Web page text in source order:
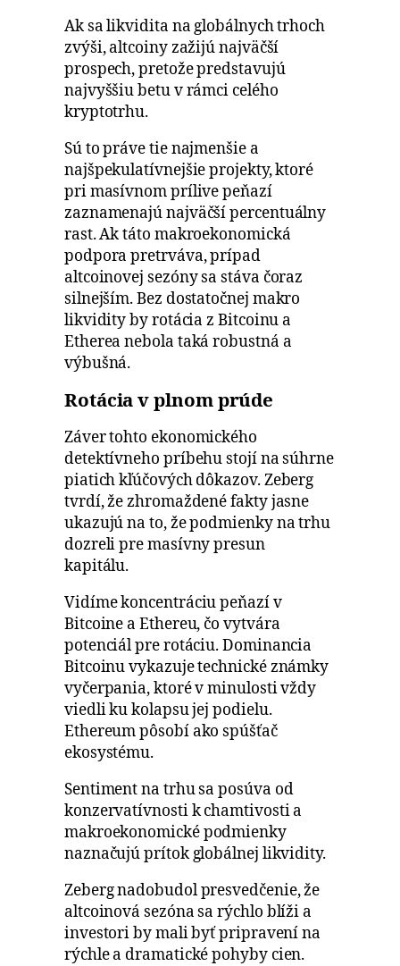
Ak sa likvidita na globálnych trhoch
zvýši, altcoiny zažijú najväčší
prospech, pretože predstavujú
najvyššiu betu v rámci celého
kryptotrhu.
Sú to práve tie najmenšie a
najšpekulatívnejšie projekty, ktoré
pri masívnom prílive peňazí
zaznamenajú najväčší percentuálny
rast. Ak táto makroekonomická
podpora pretrváva, prípad
altcoinovej sezóny sa stáva čoraz
silnejším. Bez dostatočnej makro
likvidity by rotácia z Bitcoinu a
Etherea nebola taká robustná a
výbušná.
Rotácia v plnom prúde
Záver tohto ekonomického
detektívneho príbehu stojí na súhrne
piatich kľúčových dôkazov. Zeberg
tvrdí, že zhromaždené fakty jasne
ukazujú na to, že podmienky na trhu
dozreli pre masívny presun
kapitálu.
Vidíme koncentráciu peňazí v
Bitcoine a Ethereu, čo vytvára
potenciál pre rotáciu. Dominancia
Bitcoinu vykazuje technické známky
vyčerpania, ktoré v minulosti vždy
viedli ku kolapsu jej podielu.
Ethereum pôsobí ako spúšťač
ekosystému.
Sentiment na trhu sa posúva od
konzervatívnosti k chamtivosti a
makroekonomické podmienky
naznačujú prítok globálnej likvidity.
Zeberg nadobudol presvedčenie, že
altcoinová sezóna sa rýchlo blíži a
investori by mali byť pripravení na
rýchle a dramatické pohyby cien.